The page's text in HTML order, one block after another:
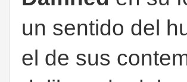
un sentido del
el de sus